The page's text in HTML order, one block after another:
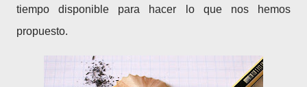
tiempo disponible para hacer lo que nos hemos
propuesto.